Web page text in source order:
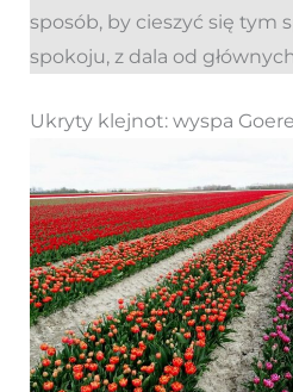
sposób, by cieszyć się tym
spokoju, z dala od
Ukryty klejnot: wyspa